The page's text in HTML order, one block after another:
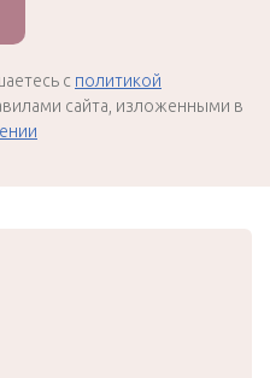
с политикой
сайта, изложенными в